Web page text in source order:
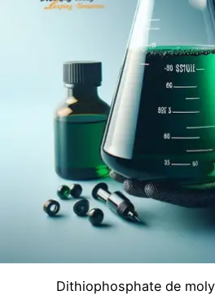
Dithiophosphate de